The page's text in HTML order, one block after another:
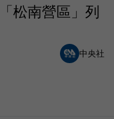
松南營區」列
中央社